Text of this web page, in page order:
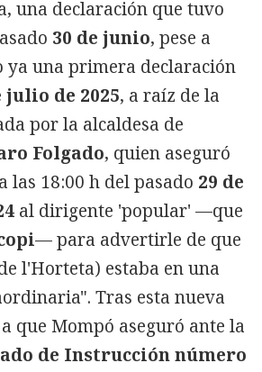
una declaración que tuvo
30 de junio, pese a
ya una primera declaración
julio de 2025, a raíz de la
por la alcaldesa de
Folgado, quien aseguró
las 18:00 h del pasado 29 de
al dirigente 'popular' —que
— para advertirle de que
l'Horteta) estaba en una
Tras esta nueva
que Mompó aseguró ante la
de Instrucción número